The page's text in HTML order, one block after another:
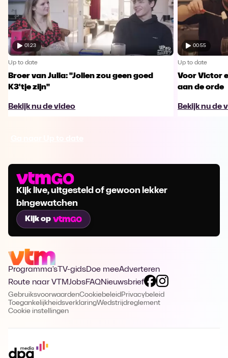
01:23
Up to date
Broer van Julia: "Jolien zou geen goed
K3'tje zijn"
Bekijk nu de video
00:55
Up to date
Voor Victor
aan de orde
Bekijk nu de
Kijk live, uitgesteld of gewoon lekker
bingewatchen
Kijk op
Programma's TV-gidsDoe meeAdverteren
Route naar VTMJobsFAQNieuwsbrief
GebruiksvoorwaardenCookiebeleid Privacybeleid
ToegankelijkheidsverklaringWedstrijdreglement
Cookie instellingen